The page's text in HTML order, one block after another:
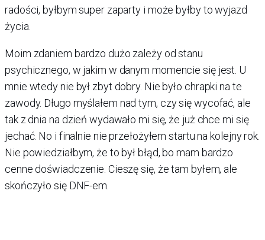
radości, byłbym super zaparty i może byłby to wyjazd
życia.
Moim zdaniem bardzo dużo zależy od stanu
psychicznego, w jakim w danym momencie się jest. U
mnie wtedy nie był zbyt dobry. Nie było chrapki na te
zawody. Długo myślałem nad tym, czy się wycofać, ale
tak z dnia na dzień wydawało mi się, że już chce mi się
jechać. No i finalnie nie przełożyłem startu na kolejny rok.
Nie powiedziałbym, że to był błąd, bo mam bardzo
cenne doświadczenie. Cieszę się, że tam byłem, ale
skończyło się DNF-em.